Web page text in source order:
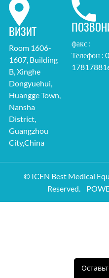
ВИЗИТ
Room 1606-
1607, Building
B, Xinghe
Dongyuehui,
Huangge Town,
Nansha
District,
Guangzhou
City,China
факс :
Телефон :
© ICEN Best Medical
Reserved.